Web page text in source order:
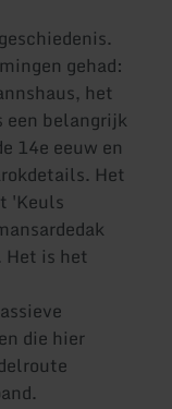
gehad:
het
een belangrijk
14e eeuw en
Het
'Keuls
Het is het
die hier